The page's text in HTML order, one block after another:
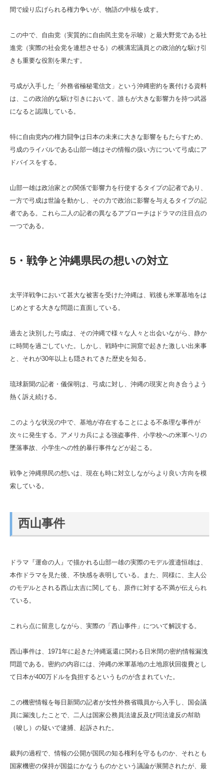
間で繰り広げられる権力争いが、物語の中核を成す。
この中で、自由党（実質的に自由民主党を示唆）と最大野党である社
進党（実際の社会党を連想させる）の横溝宏議員との政治的な駆け引
きも重要な役割を果たす。
弓成が入手した「外務省極秘電信文」という沖縄密約を裏付ける資料
は、この政治的な駆け引きにおいて、誰もが大きな影響力を持つ武器
になると認識している。
特に自由党内の権力闘争は日本の未来に大きな影響をもたらすため、
弓成のライバルである山部一雄はその情報の扱い方について弓成にア
ドバイスをする。
山部一雄は政治家との関係で影響力を行使するタイプの記者であり、
一方で弓成は世論を動かし、その力で政治に影響を与えるタイプの記
者である。これら二人の記者の異なるアプローチはドラマの注目点の
一つである。
5・戦争と沖縄県民の想いの対立
太平洋戦争において甚大な被害を受けた沖縄は、戦後も米軍基地をは
じめとする大きな問題に直面している。
過去と決別した弓成は、その沖縄で様々な人々と出会いながら、静か
に時間を過ごしていた。しかし、戦時中に洞窟で起きた激しい出来事
と、それが30年以上も隠されてきた歴史を知る。
琉球新聞の記者・儀保明は、弓成に対し、沖縄の現実と向き合うよう
熱く訴え続ける。
このような状況の中で、基地が存在することによる不条理な事件が
次々に発生する。アメリカ兵による強盗事件、小学校への米軍ヘリの
墜落事故、小学生への性的暴行事件などが起こる。
戦争と沖縄県民の想いは、現在も時に対立しながらより良い方向を模
索している。
西山事件
ドラマ『運命の人』で描かれる山部一雄の実際のモデル渡邉恒雄は、
本作ドラマを見た後、不快感を表明している。また、同様に、主人公
のモデルとされる西山太吉に関しても、原作に対する不満が伝えられ
ている。
これら点に留意しながら、実際の「西山事件」について解説する。
西山事件は、1971年に起きた沖縄返還に関わる日米間の密約情報漏洩
問題である。密約の内容には、沖縄の米軍基地の土地原状回復費とし
て日本が400万ドルを負担するというものが含まれていた。
この機密情報を毎日新聞の記者が女性外務省職員から入手し、国会議
員に漏洩したことで、二人は国家公務員法違反及び同法違反の幇助
（唆し）の疑いで逮捕、起訴された。
裁判の過程で、情報の公開が国民の知る権利を守るものか、それとも
国家機密の保持が国益にかなうものかという議論が展開されたが、最